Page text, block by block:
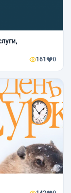
161 0